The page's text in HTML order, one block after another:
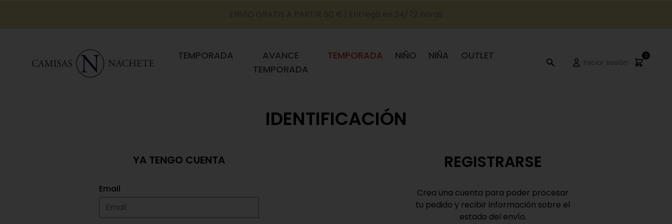
TEMPORADA
AVANCE
TEMPORADA
TEMPORADA NIÑO NIÑA OUTLET
Iniciar sesión
0
IDENTIFICACIÓN
YA TENGO CUENTA
Email
REGISTRARSE
Crea una cuenta para poder procesar
tu pedido y recibir información sobre el
estado del envío.